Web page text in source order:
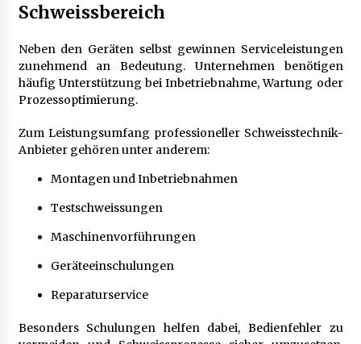
Schweissbereich
Neben den Geräten selbst gewinnen Serviceleistungen
zunehmend an Bedeutung. Unternehmen benötigen
häufig Unterstützung bei Inbetriebnahme, Wartung oder
Prozessoptimierung.
Zum Leistungsumfang professioneller Schweisstechnik-
Anbieter gehören unter anderem:
Montagen und Inbetriebnahmen
Testschweissungen
Maschinenvorführungen
Geräteeinschulungen
Reparaturservice
Besonders Schulungen helfen dabei, Bedienfehler zu